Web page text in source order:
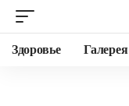
Здоровье Галерея